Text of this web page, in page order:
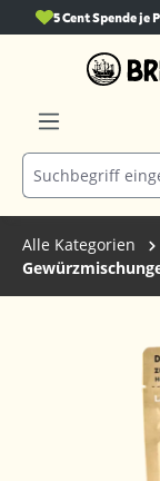
springen
5 Cent Spende je
Alle Kategorien